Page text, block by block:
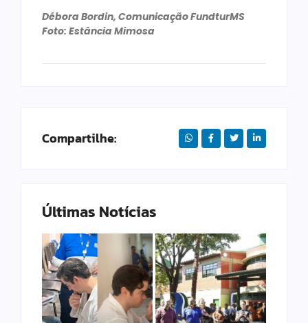
Débora Bordin, Comunicação FundturMS
Foto: Estância Mimosa
Compartilhe:
Últimas Notícias